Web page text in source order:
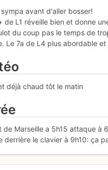
avant d'aller bosser!
de L1 réveille bien et donne
du coup pas le temps de
Le 7a de L4 plus abordable
déjà chaud tôt le matin
de Marseille a 5h15 attaque à
derrière le clavier à 9h10: ça